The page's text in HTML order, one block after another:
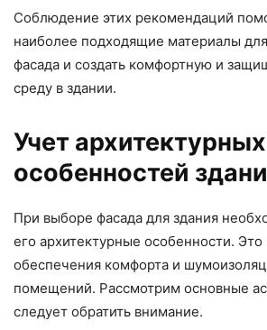
Соблюдение этих рекомендаций
наиболее подходящие материалы
фасада и создать комфортную и
среду в здании.
Учет архитектурных
особенностей
При выборе фасада для здания
его архитектурные особенности.
обеспечения комфорта и
помещений. Рассмотрим основные
следует обратить внимание.